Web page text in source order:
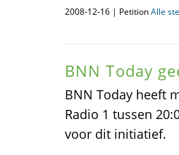
2008-12-16 | PetitionAlle
BNN Today
BNN Today heeft
Radio 1 tussen
voor dit initiatief.